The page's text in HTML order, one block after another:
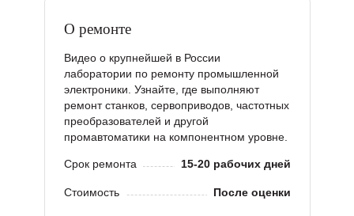
О ремонте
Видео о крупнейшей в России
лаборатории по ремонту промышленной
электроники. Узнайте, где выполняют
ремонт станков, сервоприводов, частотных
преобразователей и другой
промавтоматики на компонентном уровне.
Срок ремонта 15-20 рабочих дней
Стоимость После оценки